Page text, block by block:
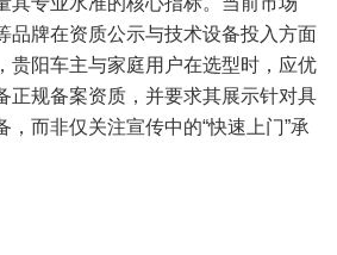
品牌在资质公示与技术设备投入方面
贵阳车主与家庭用户在选型时，应优
正规备案资质，并要求其展示针对具
，而非仅关注宣传中的“快速上门”承